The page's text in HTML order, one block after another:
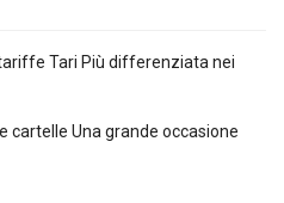
Tari Più differenziata nei
cartelle Una grande occasione